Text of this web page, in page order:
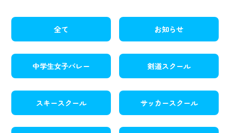
全て お知らせ
中学生女子バレー 剣道スクール
スキースクール サッカースクール